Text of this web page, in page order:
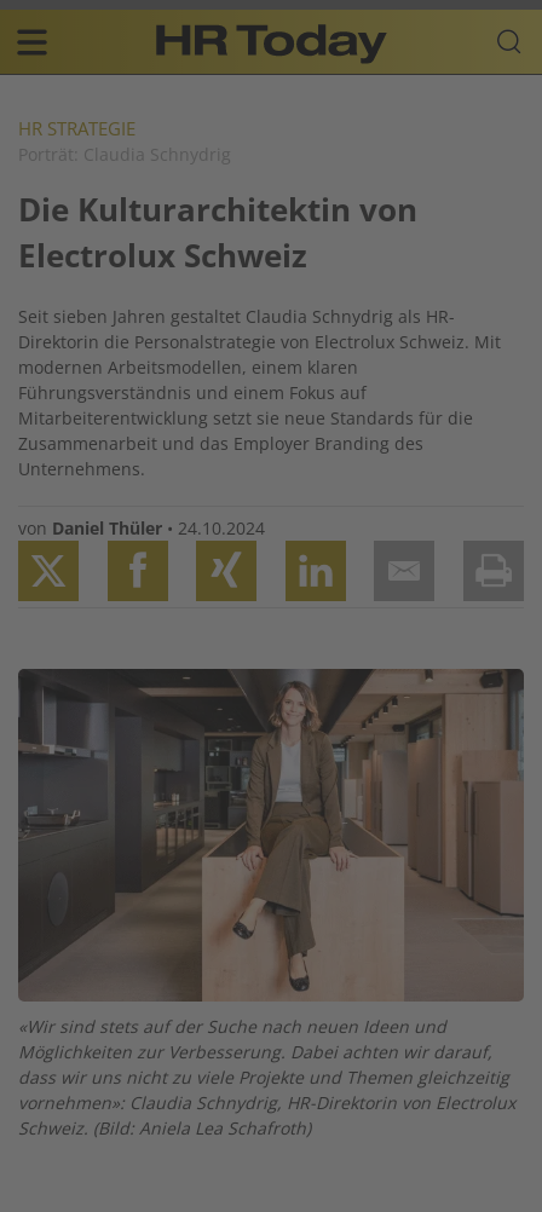
Skip
content
Plattform
für
Resources
navigation
DE
HR STRATEGIE
Porträt: Claudia Schnydrig
Die Kulturarchitektin von
Electrolux Schweiz
Seit sieben Jahren gestaltet Claudia Schnydrig als HR-
Direktorin die Personalstrategie von Electrolux Schweiz. Mit
modernen Arbeitsmodellen, einem klaren
Führungsverständnis und einem Fokus auf
Mitarbeiterentwicklung setzt sie neue Standards für die
Zusammenarbeit und das Employer Branding des
Unternehmens.
von Daniel Thüler • 24.10.2024
Image
«Wir sind stets auf der Suche nach neuen Ideen und
Möglichkeiten zur Verbesserung. Dabei achten wir darauf,
dass wir uns nicht zu viele Projekte und Themen gleichzeitig
vornehmen»: Claudia Schnydrig, HR-Direktorin von Electrolux
Schweiz. (Bild: Aniela Lea Schafroth)